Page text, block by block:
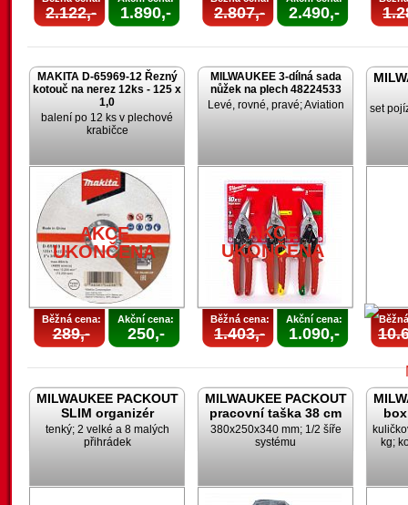
2.122,- 1.890,- 2.807,- 2.490,-
MAKITA D-65969-12 Řezný
kotouč na nerez 12ks - 125 x
1,0
balení po 12 ks v plechové
krabičce
AKCE
UKONČENA
Běžná cena:
289,-
Akční cena:
250,-
MILWAUKEE 3-dílná sada
nůžek na plech 48224533
Levé, rovné, pravé; Aviation
AKCE
UKONČENA
Běžná cena:
1.403,-
Akční cena:
1.090,-
set
MILWAUKEE PACKOUT
SLIM organizér
tenký; 2 velké a 8 malých
přihrádek
MILWAUKEE PACKOUT
pracovní taška 38 cm
380x250x340 mm; 1/2 šíře
systému
kg;